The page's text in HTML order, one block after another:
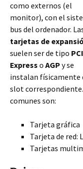
como externos (el
monitor), con el
bus del ordenador.
tarjetas de
suelen ser de tipo PCI
Express o AGP y se
instalan físicamente
slot
comunes son:
Tarjeta gráfica
Tarjeta de red:
Tarjetas